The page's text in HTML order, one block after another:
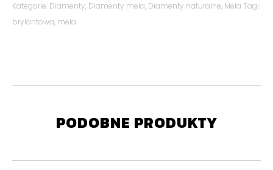
Kategorie: Diamenty, Diamenty mela, Diamenty naturalne, Mela Tagi:
brylantowa, mela
PODOBNE PRODUKTY